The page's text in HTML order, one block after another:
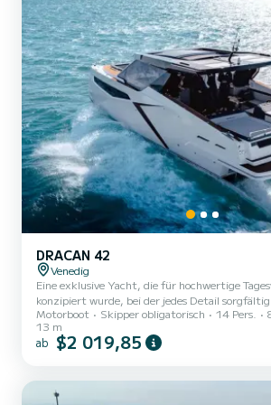
DRACAN 42
Venedig
Eine exklusive Yacht, die für hochwertige
konzipiert wurde, bei der jedes Detail
Eleganz, Privatsphäre und ein Gefühl absoluter
Ideal für Ihre exklusive und luxuriöse
eine vorab geplante Tour oder Ihr
Motorboot Skipper obligatorisch 14 Pers.
13 m
ab $2 019,85